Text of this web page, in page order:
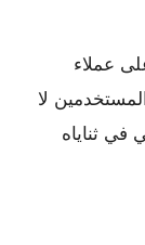
عملاء
لا
في ثناياه